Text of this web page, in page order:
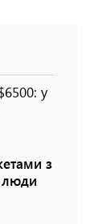
у
з
люди